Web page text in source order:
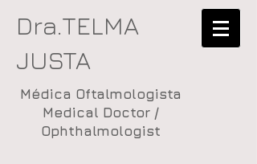
Dra.TELMA
JUSTA
Médica Oftalmologista
Medical Doctor /
Ophthalmologist